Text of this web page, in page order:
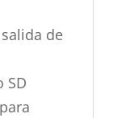
de
SD